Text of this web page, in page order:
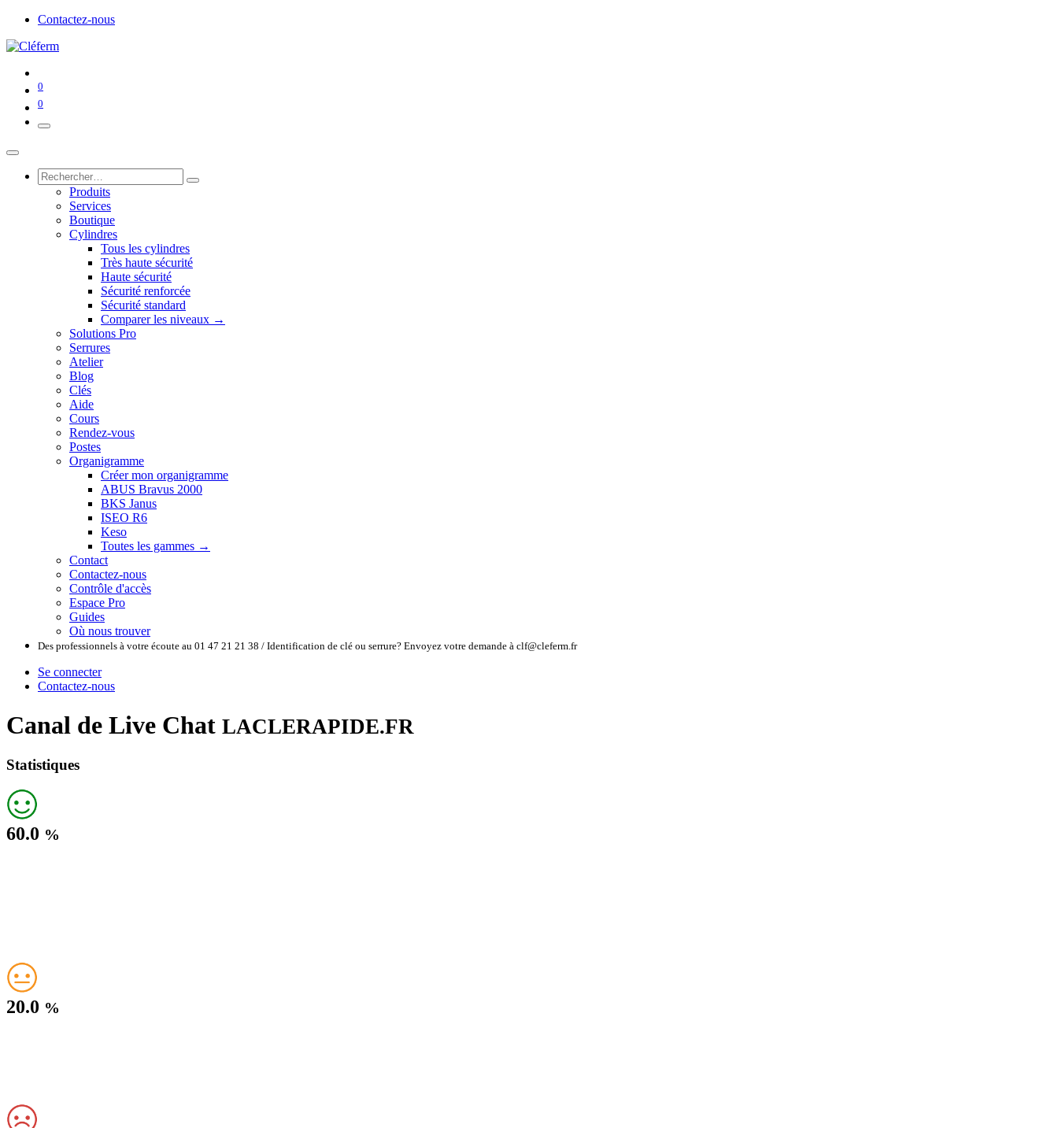
Contactez-nous
0
0
Produits
Services
Boutique
Cylindres
Tous les cylindres
Très haute sécurité
Haute sécurité
Sécurité renforcée
Sécurité standard
Comparer les niveaux →
Solutions Pro
Serrures
Atelier
Blog
Clés
Aide
Cours
Rendez-vous
Postes
Organigramme
Créer mon organigramme
ABUS Bravus 2000
BKS Janus
ISEO R6
Keso
Toutes les gammes →
Contact
Contactez-nous
Contrôle d'accès
Espace Pro
Guides
Où nous trouver
Des professionnels à votre écoute au 01 47 21 21 38 / Identification de clé ou serrure? Envoyez votre demande à clf@cleferm.fr
Se connecter
Contactez-nous
Canal de Live Chat LACLERAPIDE.FR
Statistiques
60.0 %
20.0 %